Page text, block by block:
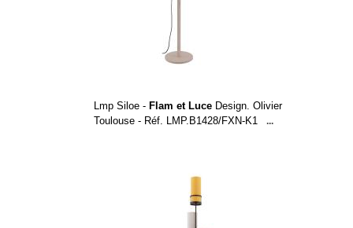
Lmp Siloe - Flam et LuceDesign. Olivier
Toulouse - Réf. LMP.B1428/FXN-K1
...